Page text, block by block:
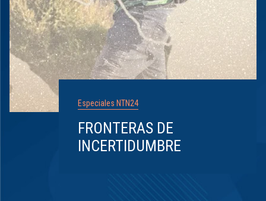
Especiales NTN24
FRONTERAS DE
INCERTIDUMBRE